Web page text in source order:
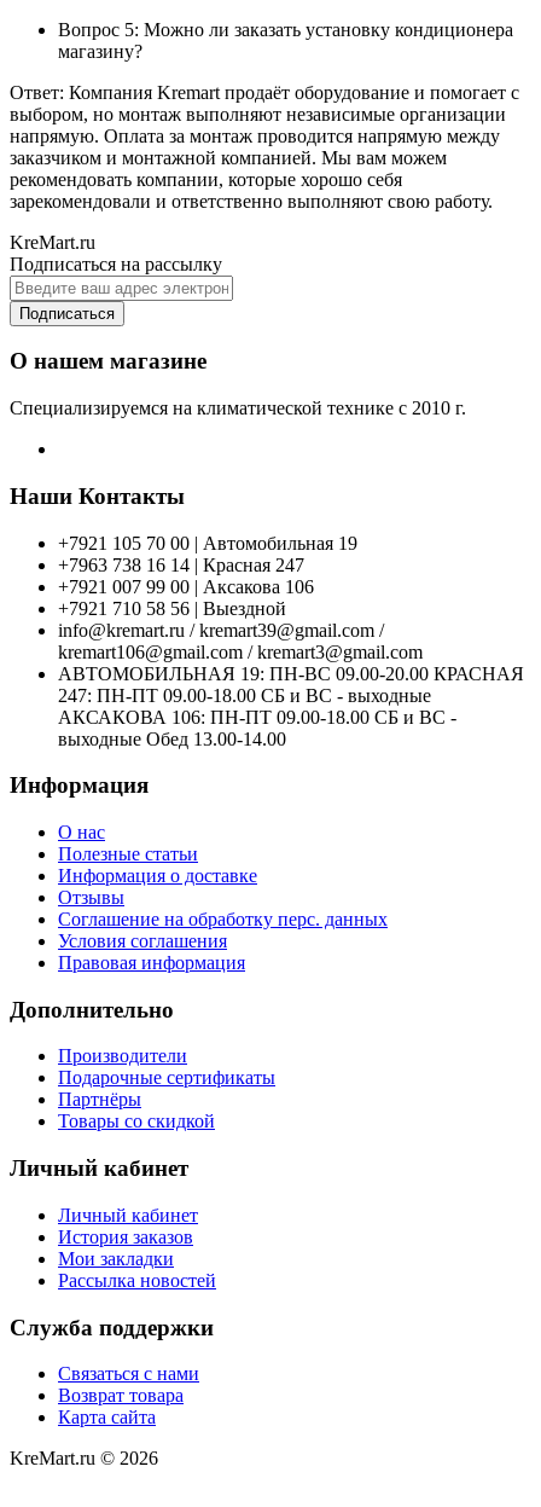
Вопрос 5: Можно ли заказать установку кондиционера
магазину?
Ответ: Компания Kremart продаёт оборудование и помогает с
выбором, но монтаж выполняют независимые организации
напрямую. Оплата за монтаж проводится напрямую между
заказчиком и монтажной компанией. Мы вам можем
рекомендовать компании, которые хорошо себя
зарекомендовали и ответственно выполняют свою работу.
KreMart.ru
Подписаться на рассылку
Подписаться
О нашем магазине
Специализируемся на климатической технике с 2010 г.
Наши Контакты
+7921 105 70 00 | Автомобильная 19
+7963 738 16 14 | Красная 247
+7921 007 99 00 | Аксакова 106
+7921 710 58 56 | Выездной
info@kremart.ru / kremart39@gmail.com /
kremart106@gmail.com / kremart3@gmail.com
АВТОМОБИЛЬНАЯ 19: ПН-ВС 09.00-20.00 КРАСНАЯ
247: ПН-ПТ 09.00-18.00 СБ и ВС - выходные
АКСАКОВА 106: ПН-ПТ 09.00-18.00 СБ и ВС -
выходные Обед 13.00-14.00
Информация
О нас
Полезные статьи
Информация о доставке
Отзывы
Соглашение на обработку перс. данных
Условия соглашения
Правовая информация
Дополнительно
Производители
Подарочные сертификаты
Партнёры
Товары со скидкой
Личный кабинет
Личный кабинет
История заказов
Мои закладки
Рассылка новостей
Служба поддержки
Связаться с нами
Возврат товара
Карта сайта
KreMart.ru © 2026